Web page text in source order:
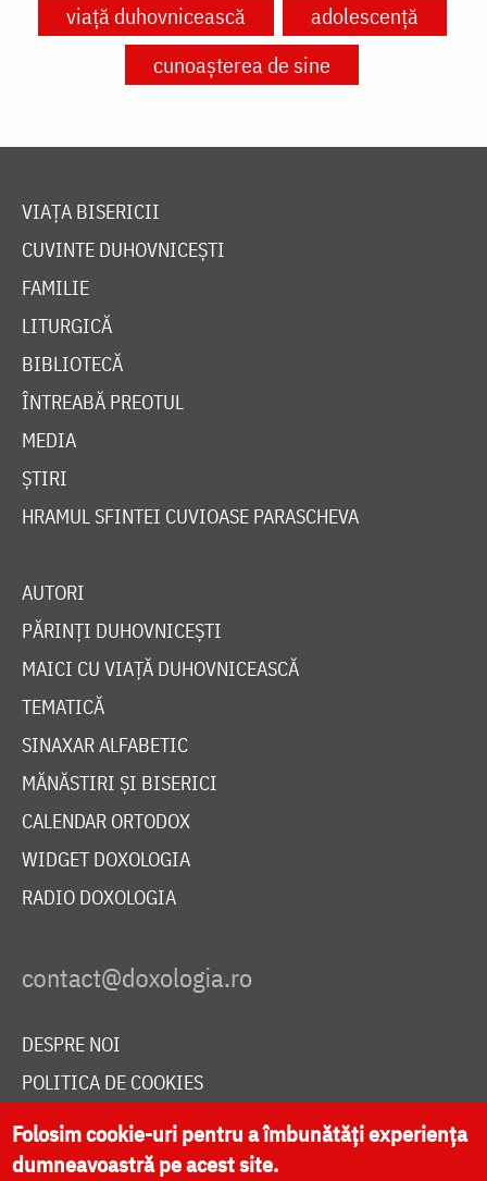
viață duhovnicească
adolescență
cunoașterea de sine
VIAȚA BISERICII
CUVINTE DUHOVNICEȘTI
FAMILIE
LITURGICĂ
BIBLIOTECĂ
ÎNTREABĂ PREOTUL
MEDIA
ȘTIRI
HRAMUL SFINTEI CUVIOASE PARASCHEVA
AUTORI
PĂRINȚI DUHOVNICEȘTI
MAICI CU VIAȚĂ DUHOVNICEASCĂ
TEMATICĂ
SINAXAR ALFABETIC
MĂNĂSTIRI ȘI BISERICI
CALENDAR ORTODOX
WIDGET DOXOLOGIA
RADIO DOXOLOGIA
DESPRE NOI
POLITICA DE COOKIES
DONEAZĂ ONLINE PENTRU CATEDRALA NAȚIONALĂ
Folosim cookie-uri pentru a îmbunătăți experiența
dumneavoastră pe acest site.